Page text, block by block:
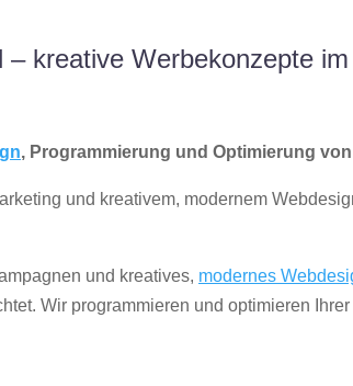
kreative Werbekonzepte
, Programmierung und Optimierung
und kreativem, modernem
und kreatives, modernes
Wir programmieren und optimieren